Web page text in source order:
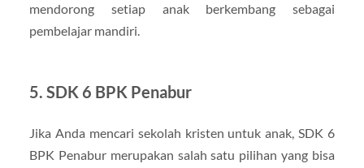
mendorong setiap anak berkembang sebagai
pembelajar mandiri.
5. SDK 6 BPK Penabur
Jika Anda mencari sekolah kristen untuk anak, SDK 6
BPK Penabur merupakan salah satu pilihan yang bisa